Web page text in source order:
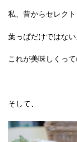
私、昔からセレク
葉っぱだけではな
これが美味しくっ
そして、